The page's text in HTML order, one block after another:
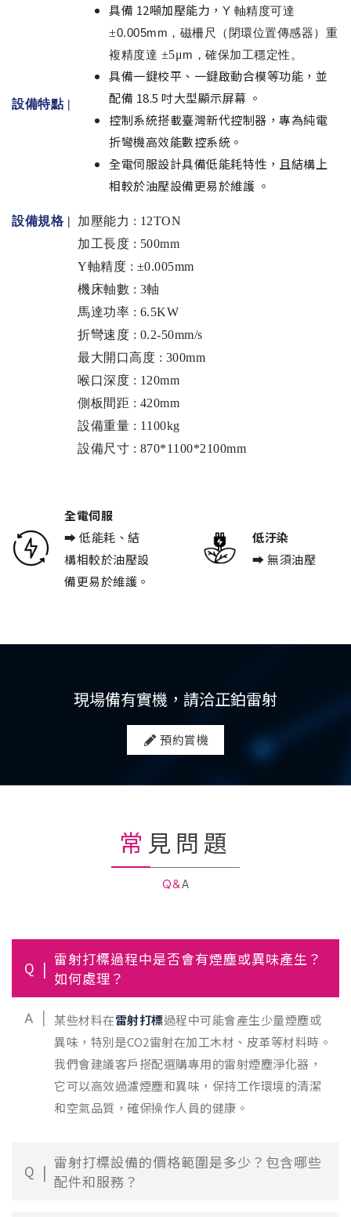
設備特點 |
具備 12噸加壓能力， Y 軸精度可達
±0.005mm，磁柵尺（閉環位置傳感器）重
複精度達 ±5μm ，確保加工穩定性 。
具備一鍵校平、一鍵啟動合模等功能，並
配備 18.5 吋大型顯示屏幕 。
控制系統搭載臺灣新代控制器，專為純電
折彎機高效能數控系統。
全電伺服設計具備低能耗特性，且結構上
相較於油壓設備更易於維護 。
設備規格 |
加壓能力 : 12TON
加工長度 : 500mm
Y軸精度 : ±0.005mm
機床軸數 : 3軸
馬達功率 : 6.5KW
折彎速度 : 0.2-50mm/s
最大開口高度 : 300mm
喉口深度 : 120mm
側板間距 : 420mm
設備重量 : 1100kg
設備尺寸 : 870*1100*2100mm
全電伺服
➡低能耗、結
構相較於油壓設
備更易於維護。
低汙染
➡ 無須油壓
現場備有實機，請洽正鉑雷射
預約賞機
常見問題
Q&A
Q
雷射打標過程中是否會有煙塵或異味產生？
如何處理？
A 某些材料在雷射打標過程中可能會產生少量煙塵或
異味，特別是CO2雷射在加工木材、皮革等材料時。
我們會建議客戶搭配選購專用的雷射煙塵淨化器，
它可以高效過濾煙塵和異味，保持工作環境的清潔
和空氣品質，確保操作人員的健康。
Q
雷射打標設備的價格範圍是多少？包含哪些
配件和服務？